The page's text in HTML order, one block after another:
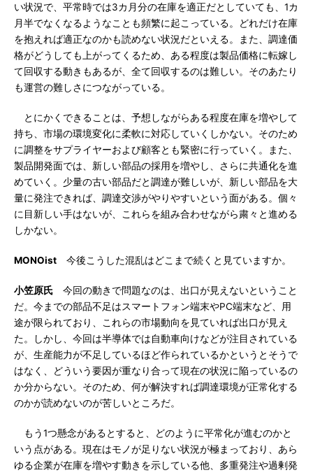
い状況で、平常時では3カ月分の在庫を適正だとしていても、1カ
月半でなくなるようなことも頻繁に起こっている。どれだけ在庫
を抱えれば適正なのかも読めない状況だといえる。また、調達価
格がどうしても上がってくるため、ある程度は製品価格に転嫁し
て回収する動きもあるが、全て回収するのは難しい。そのあたり
も運営の難しさにつながっている。
とにかくできることは、予想しながらある程度在庫を増やして
持ち、市場の環境変化に柔軟に対応していくしかない。そのため
に調整をサプライヤーおよび顧客とも緊密に行っていく。また、
製品開発面では、新しい部品の採用を増やし、さらに共通化を進
めていく。少量の古い部品だと調達が難しいが、新しい部品を大
量に発注できれば、調達交渉がやりやすいという面がある。個々
に目新しい手はないが、これらを組み合わせながら粛々と進める
しかない。
MONOist 今後こうした混乱はどこまで続くと見ていますか。
小笠原氏 今回の動きで問題なのは、出口が見えないということ
だ。今までの部品不足はスマートフォン端末やPC端末など、用
途が限られており、これらの市場動向を見ていれば出口が見え
た。しかし、今回は半導体では自動車向けなどが注目されている
が、生産能力が不足しているほど作られているかというとそうで
はなく、どういう要因が重なり合って現在の状況に陥っているの
か分からない。そのため、何が解決すれば調達環境が正常化する
のかが読めないのが苦しいところだ。
もう1つ懸念があるとすると、どのように平常化が進むのかと
いう点がある。現在はモノが足りない状況が極まっており、あら
ゆる企業が在庫を増やす動きを示している他、多重発注や過剰発